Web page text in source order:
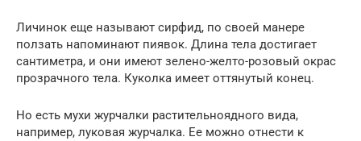
Личинок еще называют сирфид, по своей манере
ползать напоминают пиявок. Длина тела достигает
сантиметра, и они имеют зелено-желто-розовый окрас
прозрачного тела. Куколка имеет оттянутый конец.
Но есть мухи журчалки растительноядного вида,
например, луковая журчалка. Ее можно отнести к